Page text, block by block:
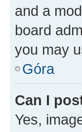
and a
board
you may
Góra
Can I
Yes,